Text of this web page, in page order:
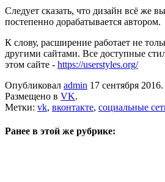
Следует сказать, что дизайн всё же
постепенно дорабатывается автором.
К слову, расширение работает не
другими сайтами. Все доступные
этом сайте - https://userstyles.org/
Опубликовал admin 17 сентября 2016.
Размещено в VK.
Метки: vk, вконтакте, социальные
Ранее в этой же рубрике: